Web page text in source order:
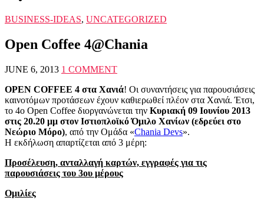
BUSINESS-IDEAS, UNCATEGORIZED
Open Coffee 4@Chania
JUNE 6, 2013 1 COMMENT
OPEN COFFEE 4 στα Χανιά! Οι συναντήσεις για παρουσιάσεις
καινοτόμων προτάσεων έχουν καθιερωθεί πλέον στα Χανιά. Έτσι,
το 4ο Open Coffee διοργανώνεται την Κυριακή 09 Ιουνίου 2013
στις 20.20 μμ στον Ιστιοπλοϊκό Όμιλο Χανίων (εδρεύει στο
Νεώριο Μόρο), από την Ομάδα «Chania Devs».
Η εκδήλωση απαρτίζεται από 3 μέρη:
Προσέλευση, ανταλλαγή καρτών, εγγραφές για τις
παρουσιάσεις του 3ου μέρους
Ομιλίες